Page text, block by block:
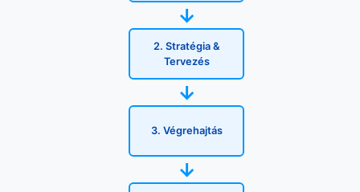
→
2. Stratégia &
Tervezés
→
3. Végrehajtás
→